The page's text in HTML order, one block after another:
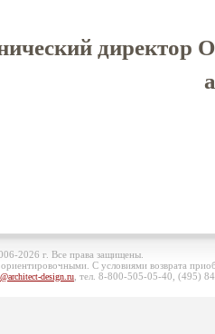
2026 г. Все права защищены.
ориентировочными. С условиями возврата
design.ru , тел. 8-800-505-05-40, (495)